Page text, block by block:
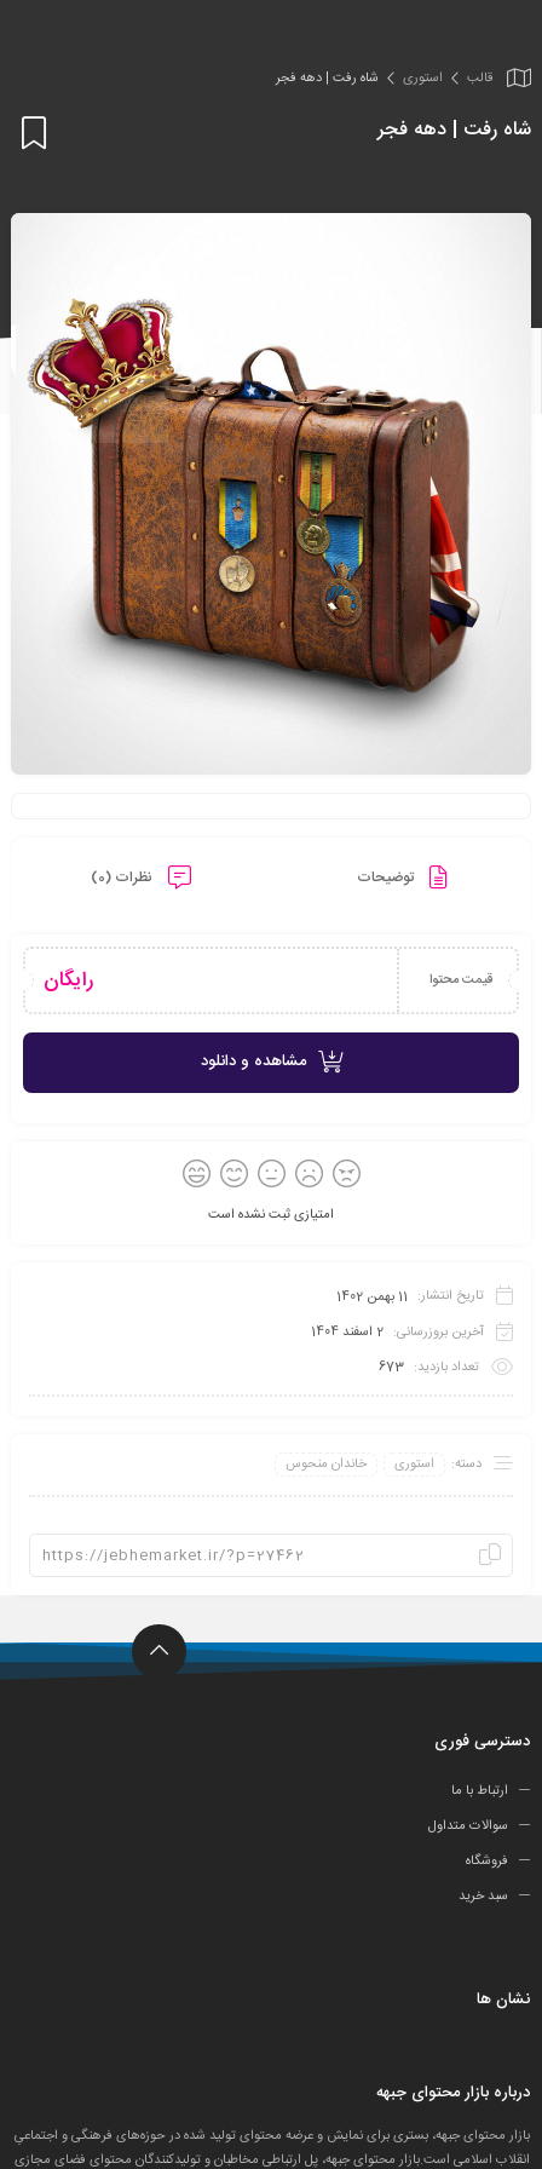
قالب استوری شاه رفت | دهه فجر
شاه رفت | دهه فجر
توضیحات نظرات (0)
قیمت محتوا رایگان
مشاهده و دانلود
امتیازی ثبت نشده است
تاریخ انتشار: 11 بهمن 1402
آخرین بروزرسانی: 2 اسفند 1404
تعداد بازدید: 673
دسته: استوری خاندان منحوس
دسترسی فوری
ارتباط با ما
سوالات متداول
فروشگاه
سبد خرید
نشان ها
درباره بازار محتوای جبهه
بازار محتوای جبهه، بستری برای نمایش و عرضه محتوای تولید شده در حوزه‌های فرهنگی و اجتماعیِ
انقلاب اسلامی است.بازار محتوای جبهه، پل ارتباطی مخاطبان و تولید‌کنندگان محتوای فضای مجازی